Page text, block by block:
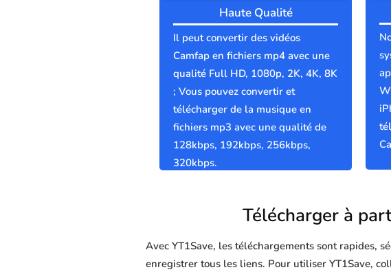
Haute Qualité
Il peut convertir des vidéos
Camfap en fichiers mp4 avec une
qualité Full HD, 1080p, 2K, 4K, 8K
; Vous pouvez convertir et
télécharger de la musique en
fichiers mp3 avec une qualité de
128kbps, 192kbps, 256kbps,
320kbps.
Télécharger à
Avec YT1Save, les téléchargements sont rapides,
enregistrer tous les liens. Pour utiliser YT1Save,